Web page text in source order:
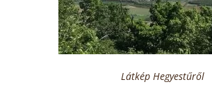
Látkép Hegyestűről